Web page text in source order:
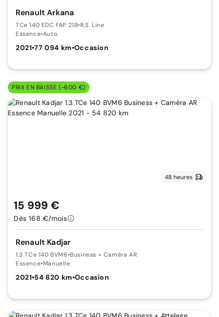
Renault Arkana
TCe 140 EDC FAP 21B•R.S. Line
Essence•Auto.
2021•77 094 km•Occasion
PRIX EN BAISSE (-600 €)
48 heures
Renault Kadjar
1.3 TCe 140 BVM6•Business + Caméra AR
Essence•Manuelle
2021•54 820 km•Occasion
15 999 €
Dès 168 €/mois